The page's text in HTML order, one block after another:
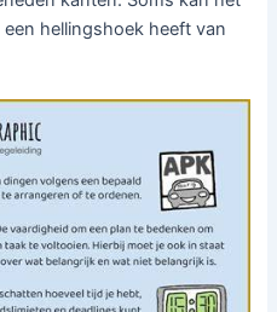
hellingshoek heeft van